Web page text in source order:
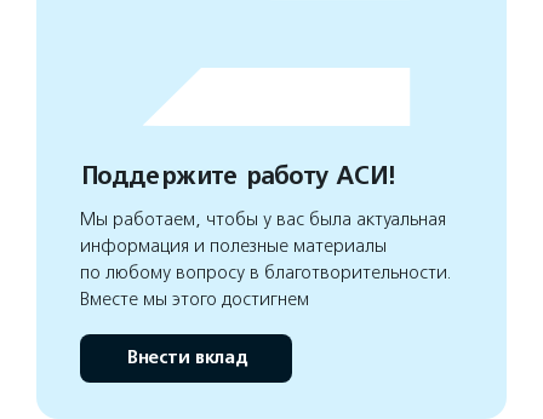
Поддержите работу АСИ!
Мы работаем, чтобы у вас была актуальная
информация и полезные материалы
по любому вопросу в благотворительности.
Вместе мы этого достигнем
Внести вклад